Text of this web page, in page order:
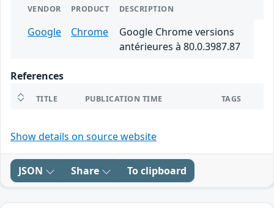
VENDOR PRODUCT DESCRIPTION
Google Chrome
Google Chrome versions
antérieures à 80.0.3987.87
References
TITLE PUBLICATION TIME TAGS
Show details on source website
JSON Share To clipboard